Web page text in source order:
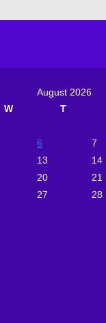
August 2026
W
T
6
7
13
14
20
21
27
28